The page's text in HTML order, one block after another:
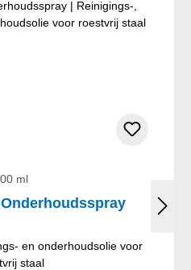
ml
en onderhoudsolie voor
staal